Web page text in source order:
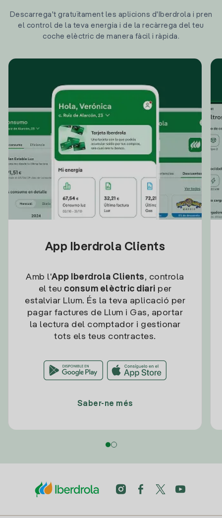
Descarrega't gratuïtament les aplicions d'Iberdrola i pren
el control de la teva energia i de la recàrrega del teu
coche elèctric de manera fàcil i ràpida.
App Iberdrola Clients
Amb l'App Iberdrola Clients, controla
el teu consum elèctric diari per
estalviar Llum. És la teva aplicació per
pagar factures de Llum i Gas, aportar
la lectura del comptador i gestionar
tots els teus contractes.
Saber-ne més